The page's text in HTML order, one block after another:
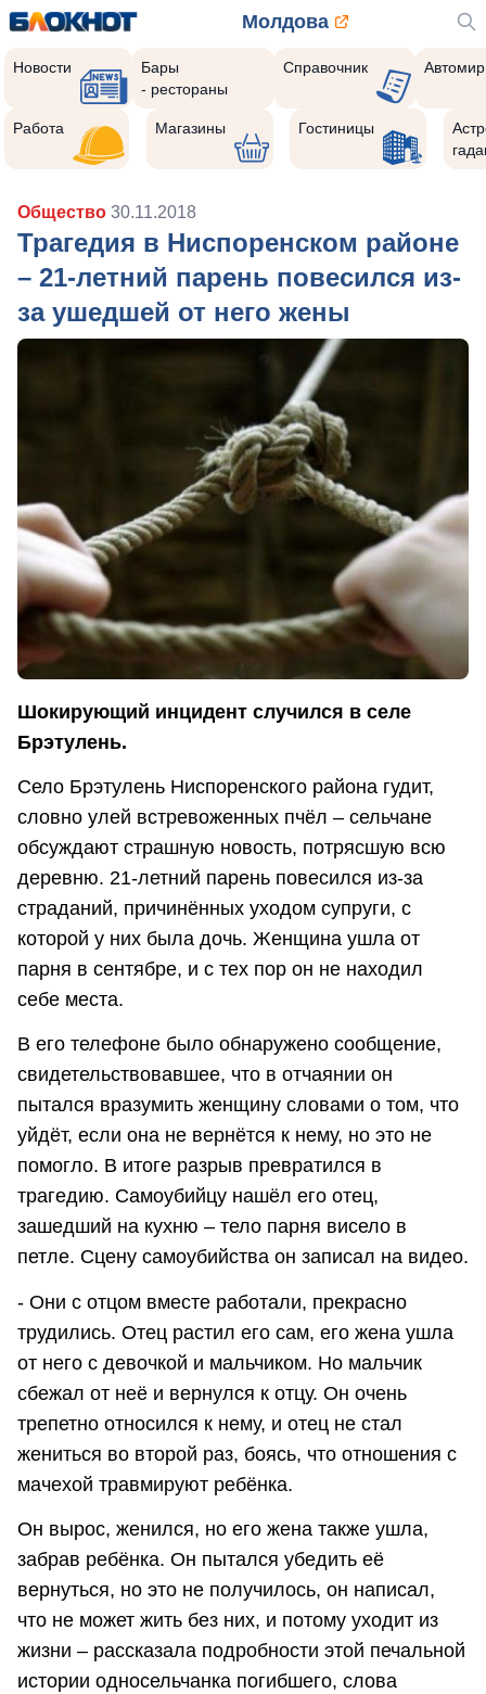
Молдова
Новости
Бары
- рестораны
Справочник Автомир
Работа Магазины Гостиницы
Общество 30.11.2018
Трагедия в Ниспоренском районе
– 21-летний парень повесился из-
за ушедшей от него жены
Шокирующий инцидент случился в селе
Брэтулень.
Село Брэтулень Ниспоренского района гудит,
словно улей встревоженных пчёл – сельчане
обсуждают страшную новость, потрясшую всю
деревню. 21-летний парень повесился из-за
страданий, причинённых уходом супруги, с
которой у них была дочь. Женщина ушла от
парня в сентябре, и с тех пор он не находил
себе места.
В его телефоне было обнаружено сообщение,
свидетельствовавшее, что в отчаянии он
пытался вразумить женщину словами о том, что
уйдёт, если она не вернётся к нему, но это не
помогло. В итоге разрыв превратился в
трагедию. Самоубийцу нашёл его отец,
зашедший на кухню – тело парня висело в
петле. Сцену самоубийства он записал на видео.
- Они с отцом вместе работали, прекрасно
трудились. Отец растил его сам, его жена ушла
от него с девочкой и мальчиком. Но мальчик
сбежал от неё и вернулся к отцу. Он очень
трепетно относился к нему, и отец не стал
жениться во второй раз, боясь, что отношения с
мачехой травмируют ребёнка.
Он вырос, женился, но его жена также ушла,
забрав ребёнка. Он пытался убедить её
вернуться, но это не получилось, он написал,
что не может жить без них, и потому уходит из
жизни – рассказала подробности этой печальной
истории односельчанка погибшего, слова